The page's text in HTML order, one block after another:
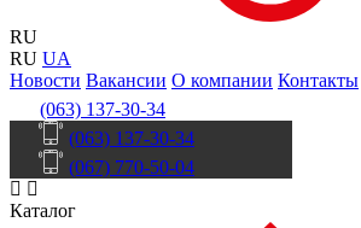
RU
RU UA
Новости Вакансии О компании Контакты
(063) 137-30-34
(063) 137-30-34
(067) 770-50-04
Каталог